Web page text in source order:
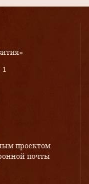
1
проектом
почты